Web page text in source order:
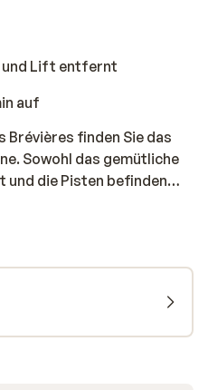
und Lift entfernt
auf
Brévières finden Sie das
Sowohl das gemütliche
und die Pisten befinden
verfügt über ein
5 Badezimmer. Darüber
eine sonnige Terrasse